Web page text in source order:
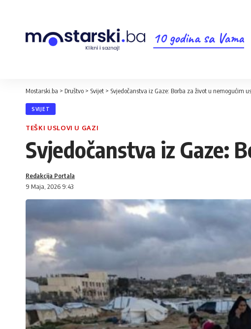
10 godina sa Vama
Mostarski.ba > Društvo > Svijet > Svjedočanstva iz Gaze: Borba za život u nemogućim
SVIJET
TEŠKI USLOVI U GAZI
Svjedočanstva iz Gaze:
9 Maja, 2026 9:43
Redakcija Portala